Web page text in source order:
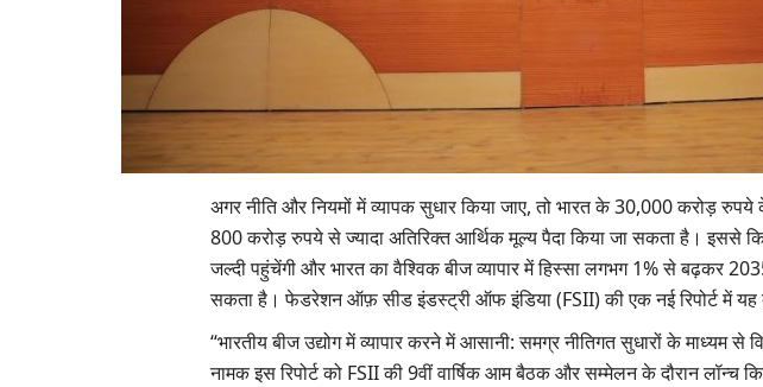
अगर नीति और नियमों में व्यापक सुधार किया जाए, तो भारत के 30,000 करोड़ रुपये
800 करोड़ रुपये से ज्यादा अतिरिक्त आर्थिक मूल्य पैदा किया जा सकता है। इससे
जल्दी पहुंचेंगी और भारत का वैश्विक बीज व्यापार में हिस्सा लगभग 1% से बढ़कर
सकता है। फेडरेशन ऑफ़ सीड इंडस्ट्री ऑफ इंडिया (FSII) की एक नई रिपोर्ट में यह
“भारतीय बीज उद्योग में व्यापार करने में आसानी: समग्र नीतिगत सुधारों के माध्यम से
नामक इस रिपोर्ट को FSII की 9वीं वार्षिक आम बैठक और सम्मेलन के दौरान लॉन्च